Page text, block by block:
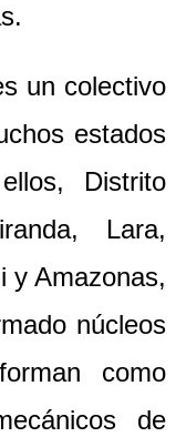
un colectivo
estados
Distrito
Lara,
y Amazonas,
núcleos
como
de